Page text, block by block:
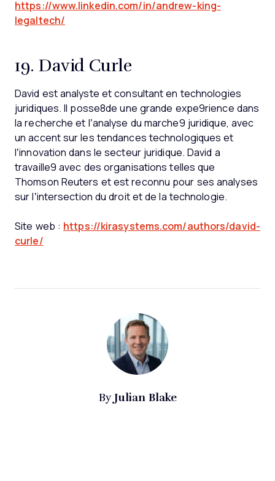
https://www.linkedin.com/in/andrew-king-
legaltech/
19. David Curle
David est analyste et consultant en technologies
juridiques. Il posse8de une grande expe9rience dans
la recherche et l’analyse du marche9 juridique, avec
un accent sur les tendances technologiques et
l’innovation dans le secteur juridique. David a
travaille9 avec des organisations telles que
Thomson Reuters et est reconnu pour ses analyses
sur l’intersection du droit et de la technologie.
Site web : https://kirasystems.com/authors/david-
curle/
By Julian Blake